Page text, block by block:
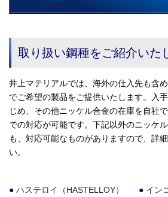
取り扱い鋼種をご紹介いた
井上マテリアルでは、海外の仕入先も含
でご希望の製品をご提供いたします。入
じめ、その他ニッケル合金の在庫を自社
での対応が可能です。下記以外のニッケ
も、対応可能なものがありますので、詳
い。
ハステロイ（HASTELLOY） イン